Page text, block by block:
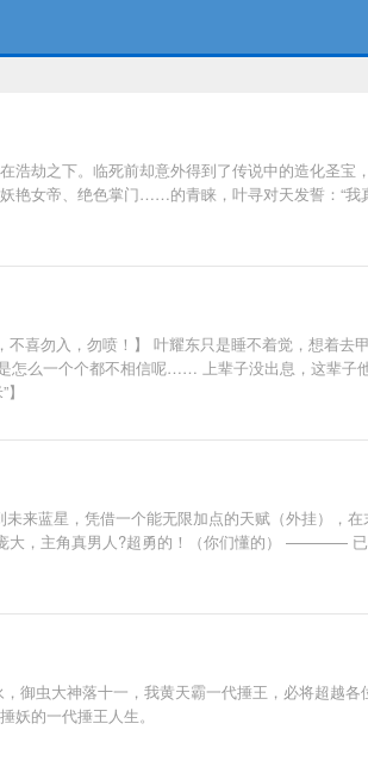
劫之下。临死前却意外得到了传说中的造化圣宝
女帝、绝色掌门……的青睐，叶寻对天发誓：“我
喜勿入，勿喷！】 叶耀东只是睡不着觉，想着去
怎么一个个都不相信呢…… 上辈子没出息，这辈子
来蓝星，凭借一个能无限加点的天赋（外挂），在
大，主角真男人?超勇的！（你们懂的） ————
御虫大神落十一，我黄天霸一代捶王，必将超越各
的一代捶王人生。